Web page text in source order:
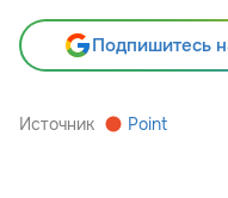
Подпишитесь
Источник Point